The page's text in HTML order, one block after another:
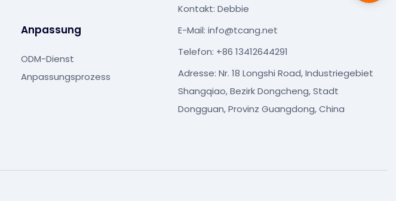
Anpassung
ODM-Dienst
Anpassungsprozess
Kontakt: Debbie
E-Mail: info@tcang.net
Telefon: +86 13412644291
Adresse: Nr. 18 Longshi Road, Industriegebiet
Shangqiao, Bezirk Dongcheng, Stadt
Dongguan, Provinz Guangdong, China